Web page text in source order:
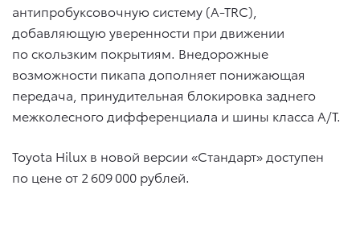
антипробуксовочную систему (A-TRC),
добавляющую уверенности при движении
по скользким покрытиям. Внедорожные
возможности пикапа дополняет понижающая
передача, принудительная блокировка заднего
межколесного дифференциала и шины класса А/Т.
Toyota Hilux в новой версии «Стандарт» доступен
по цене от 2 609 000 рублей.